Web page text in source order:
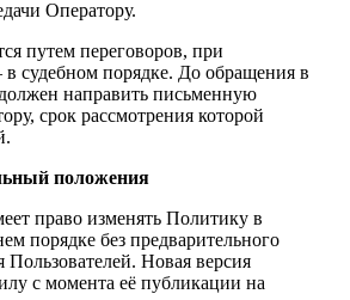
Оператору.
путем переговоров, при
судебном порядке. До обращения в
направить письменную
срок рассмотрения которой
положения
право изменять Политику в
порядке без предварительного
Пользователей. Новая версия
с момента её публикации на